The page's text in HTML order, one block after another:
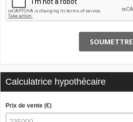
SOUMETTRE
Calculatrice hypothécaire
Prix de vente (€)